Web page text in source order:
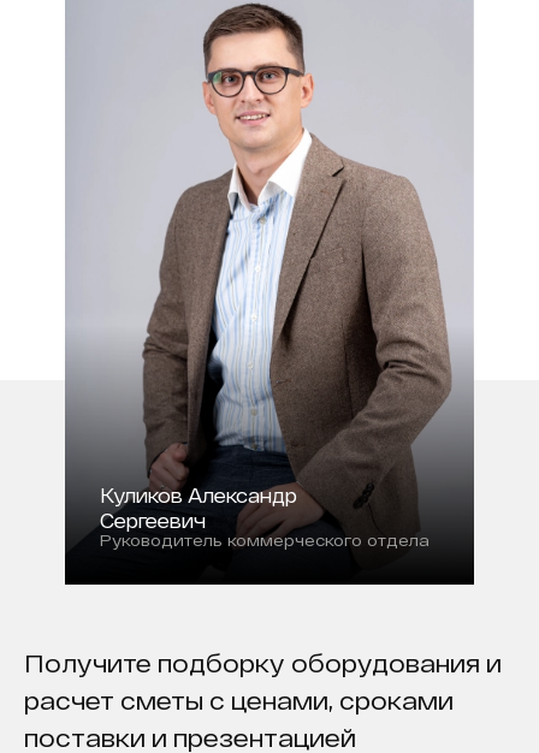
Куликов Александр
Сергеевич
Руководитель коммерческого отдела
Получите подборку оборудования и
расчет сметы с ценами, сроками
поставки и презентацией